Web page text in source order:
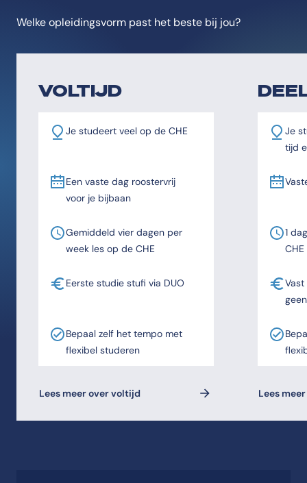
Welke opleidingsvorm past het beste bij jou?
VOLTIJD
Je studeert veel op de CHE
Een vaste dag roostervrij
voor je bijbaan
Gemiddeld vier dagen per
week les op de CHE
Eerste studie stufi via DUO
Bepaal zelf het tempo met
flexibel studeren
Lees meer over voltijd
Je
tijd
1
CHE
Lees